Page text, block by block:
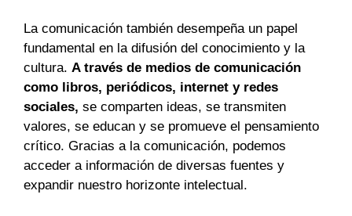
La comunicación también desempeña un papel
fundamental en la difusión del conocimiento y la
cultura. A través de medios de comunicación
como libros, periódicos, internet y redes
sociales, se comparten ideas, se transmiten
valores, se educan y se promueve el pensamiento
crítico. Gracias a la comunicación, podemos
acceder a información de diversas fuentes y
expandir nuestro horizonte intelectual.